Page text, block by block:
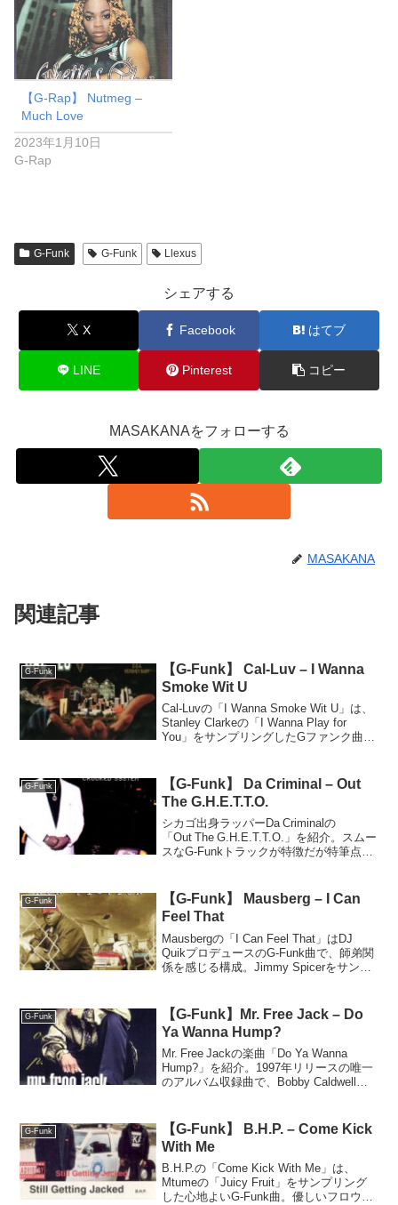
【G-Rap】 Nutmeg –
Much Love
2023年1月10日
G-Rap
G-Funk G-Funk Llexus
シェアする
X Facebook はてブ
LINE Pinterest コピー
MASAKANAをフォローする
MASAKANA
関連記事
G-Funk
【G-Funk】 Cal-Luv – I Wanna
Smoke Wit U
Cal-Luvの「I Wanna Smoke Wit U」は、
Stanley Clarkeの「I Wanna Play for
You」をサンプリングしたGファンク曲。
つ楽曲。
G-Funk
【G-Funk】 Da Criminal – Out
The G.H.E.T.T.O.
シカゴ出身ラッパーDa Criminalの
「Out The G.H.E.T.T.O.」を紹介。スムー
スなG‑Funkトラックが特徴だが特筆点は
G-Funk
【G-Funk】 Mausberg – I Can
Feel That
Mausbergの「I Can Feel That」はDJ
QuikプロデュースのG-Funk曲で、師弟関
係を感じる構成。Jimmy Spicerをサンプ
G-Funk
【G-Funk】Mr. Free Jack – Do
Ya Wanna Hump?
Mr. Free Jackの楽曲「Do Ya Wanna
Hump?」を紹介。1997年リリースの唯一
のアルバム収録曲で、Bobby Caldwellの
G-Funk
【G-Funk】 B.H.P. – Come Kick
With Me
B.H.P.の「Come Kick With Me」は、
Mtumeの「Juicy Fruit」をサンプリング
した心地よいG-Funk曲。優しいフロウと